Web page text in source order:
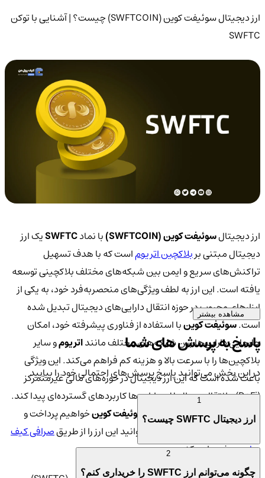
ارز دیجیتال سوئیفت کوین (SWFTCOIN) چیست؟ | آشنایی با توکن
SWFTC
ارز دیجیتالسوئیفت کوین (SWFTCOIN) با نمادSWFTCیک ارز
دیجیتال مبتنی بربلاکچین اتریوماست که با هدف تسهیل
تراکنش‌های سریع و ایمن بین شبکه‌های مختلف بلاکچینی توسعه
یافته است. این ارز به لطف ویژگی‌های منحصربه‌فرد خود، به یکی از
ابزارهای محبوب در حوزه انتقال دارایی‌های دیجیتال تبدیل شده
است.سوئیفت کوینبا استفاده از فناوری پیشرفته خود، امکان
جابجایی دارایی‌ها بین شبکه‌های مختلف ماننداتریومو سایر
بلاکچین‌ها را با سرعت بالا و هزینه کم فراهم می‌کند. این ویژگی
باعث شده است که این ارز دیجیتال در حوزه‌های مالی غیرمتمرکز
(DeFi) و انتقال بین‌المللی دارایی‌ها کاربردهای گسترده‌ای پیدا کند.
در این مقاله به بررسی کامل ارز
سوئیفت کوینخواهیم پرداخت و
نشان خواهیم داد که چگونه می‌توانید این ارز را از طریقصرافی کیف
پول منخریداری کنید.
مشاهده بیشتر
پاسخ به پرسش های شما
در این بخش می‌توانید پاسخ پرسش‌های احتمالی خود را بیابید
ارز دیجیتال SWFTC چیست؟
چگونه می‌توانم ارز SWFTC را خریداری کنم؟